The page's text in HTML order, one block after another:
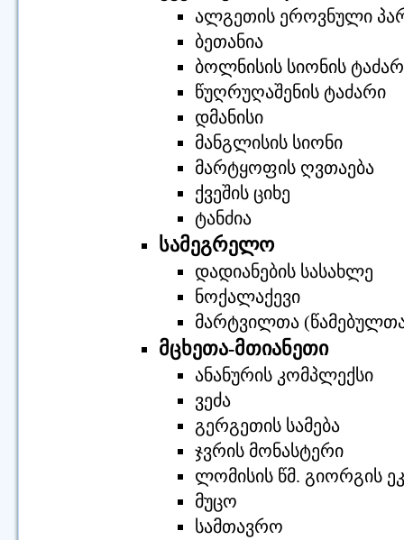
ალგეთის ეროვნული
ბეთანია
ბოლნისის სიონის
წუღრუღაშენის ტაძარი
დმანისი
მანგლისის სიონი
მარტყოფის ღვთაება
ქვეშის ციხე
ტანძია
სამეგრელო
დადიანების სასახლე
ნოქალაქევი
მარტვილთა
მცხეთა-მთიანეთი
ანანურის კომპლექსი
ვეძა
გერგეთის სამება
ჯვრის მონასტერი
ლომისის წმ. გიორგის
მუცო
სამთავრო